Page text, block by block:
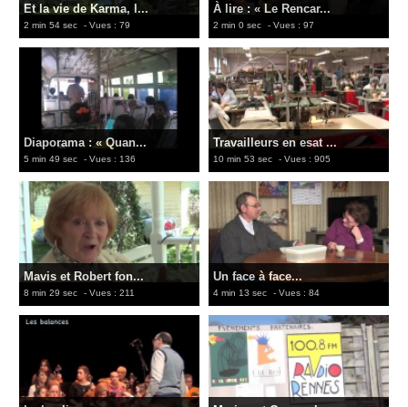
Et la vie de Karma, l...
2 min 54 sec - Vues : 79
À lire : « Le Rencar...
2 min 0 sec - Vues : 97
Diaporama : « Quan...
5 min 49 sec - Vues : 136
Travailleurs en esat ...
10 min 53 sec - Vues : 905
Mavis et Robert fon...
8 min 29 sec - Vues : 211
Un face à face...
4 min 13 sec - Vues : 84